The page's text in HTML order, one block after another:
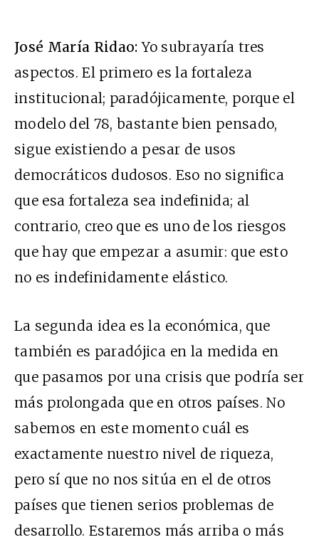
José María Ridao: Yo subrayaría tres
aspectos. El primero es la fortaleza
institucional; paradójicamente, porque el
modelo del 78, bastante bien pensado,
sigue existiendo a pesar de usos
democráticos dudosos. Eso no significa
que esa fortaleza sea indefinida; al
contrario, creo que es uno de los riesgos
que hay que empezar a asumir: que esto
no es indefinidamente elástico.
La segunda idea es la económica, que
también es paradójica en la medida en
que pasamos por una crisis que podría ser
más prolongada que en otros países. No
sabemos en este momento cuál es
exactamente nuestro nivel de riqueza,
pero sí que no nos sitúa en el de otros
países que tienen serios problemas de
desarrollo. Estaremos más arriba o más